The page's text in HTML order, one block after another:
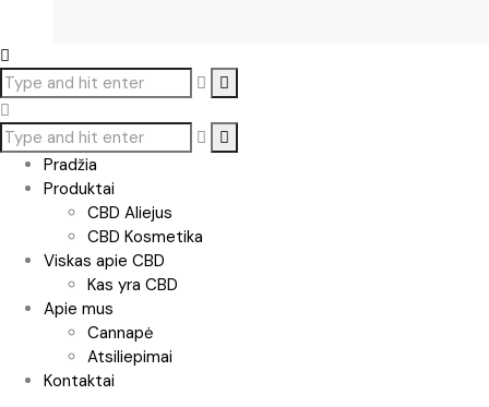
Pradžia
Produktai
CBD Aliejus
CBD Kosmetika
Viskas apie CBD
Kas yra CBD
Apie mus
Cannapė
Atsiliepimai
Kontaktai